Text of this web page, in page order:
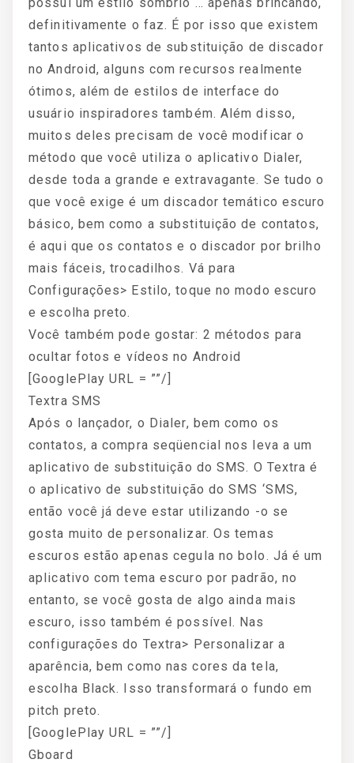
definitivamente o faz. É por isso que existem
tantos aplicativos de substituição de discador
no Android, alguns com recursos realmente
ótimos, além de estilos de interface do
usuário inspiradores também. Além disso,
muitos deles precisam de você modificar o
método que você utiliza o aplicativo Dialer,
desde toda a grande e extravagante. Se tudo o
que você exige é um discador temático escuro
básico, bem como a substituição de contatos,
é aqui que os contatos e o discador por brilho
mais fáceis, trocadilhos. Vá para
Configurações> Estilo, toque no modo escuro
e escolha preto.
Você também pode gostar: 2 métodos para
ocultar fotos e vídeos no Android
[GooglePlay URL = ””/]
Textra SMS
Após o lançador, o Dialer, bem como os
contatos, a compra seqüencial nos leva a um
aplicativo de substituição do SMS. O Textra é
o aplicativo de substituição do SMS ‘SMS,
então você já deve estar utilizando -o se
gosta muito de personalizar. Os temas
escuros estão apenas cegula no bolo. Já é um
aplicativo com tema escuro por padrão, no
entanto, se você gosta de algo ainda mais
escuro, isso também é possível. Nas
configurações do Textra> Personalizar a
aparência, bem como nas cores da tela,
escolha Black. Isso transformará o fundo em
pitch preto.
[GooglePlay URL = ””/]
Gboard